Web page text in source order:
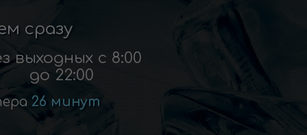
сразу
выходных с 8:00
до 22:00
26 минут